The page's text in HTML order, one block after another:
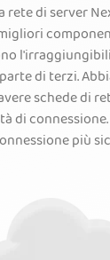
rete di server
di terzi.
schede di
di
più